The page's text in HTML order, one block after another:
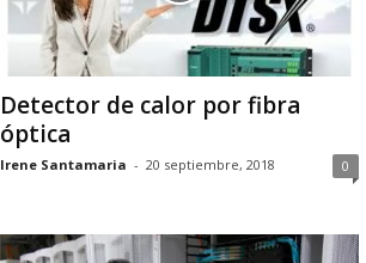
Detector de calor por fibra
óptica
Irene Santamaria - 20 septiembre, 2018 0